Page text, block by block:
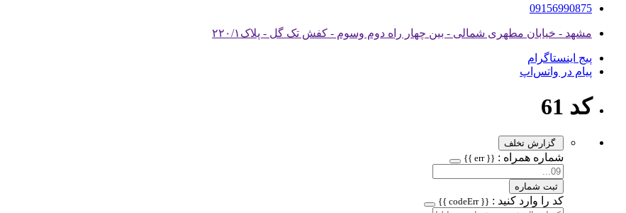
09156990875
مشهد - خیابان مطهری شمالی - بین چهار راه دوم وسوم - کفش تک گل - پلاک۲۲۰/۱
پیج اینستاگرام
پیام در واتس‌اپ
کد 61
گزارش تخلف
شماره همراه : {{ err }}
ثبت شماره
کد را وارد کنید : {{ codeErr }}